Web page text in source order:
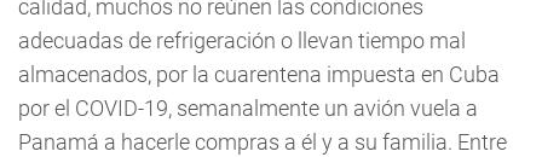
calidad, muchos no reúnen las condiciones
adecuadas de refrigeración o llevan tiempo mal
almacenados, por la cuarentena impuesta en Cuba
por el COVID-19, semanalmente un avión vuela a
Panamá a hacerle compras a él y a su familia. Entre